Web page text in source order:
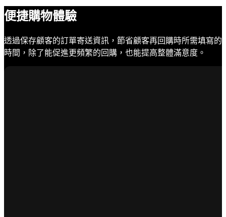
便捷購物體驗
透過保存顧客的訂單寄送資訊，節省顧客再回購時所需填寫的
時間，除了能促進更頻繁的回購，也能提高整體滿意度。